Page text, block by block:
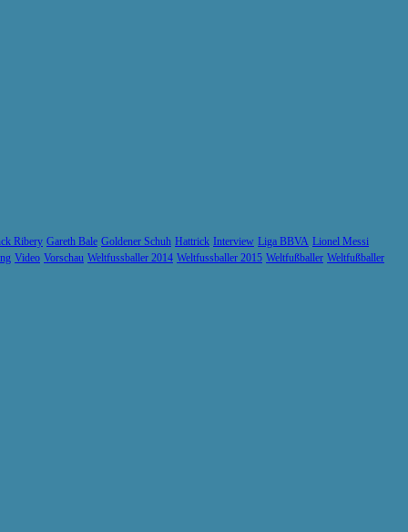
Ribery Gareth Bale Goldener Schuh Hattrick Interview Liga BBVA Lionel Messi
Video Vorschau Weltfussballer 2014 Weltfussballer 2015 Weltfußballer Weltfußballer